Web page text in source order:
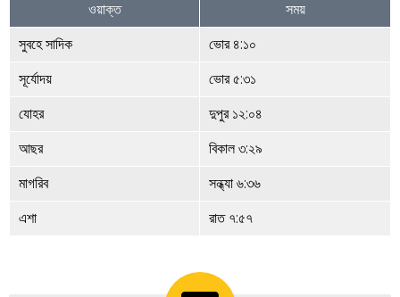
ওয়াক্ত সময়
সুবহে সাদিক ভোর ৪:১০
সূর্যোদয় ভোর ৫:৩১
যোহর দুপুর ১২:০৪
আছর বিকাল ৩:২৯
মাগরিব সন্ধ্যা ৬:৩৬
এশা রাত ৭:৫৭